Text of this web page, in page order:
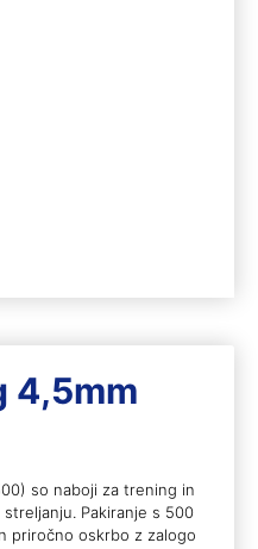
4,5mm
so naboji za trening in
Pakiranje s 500
priročno oskrbo z zalogo